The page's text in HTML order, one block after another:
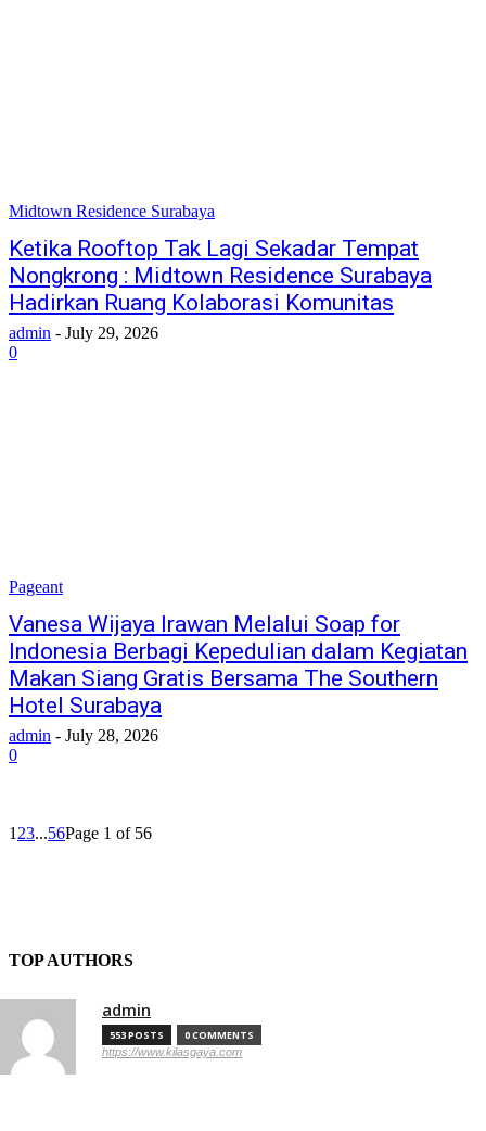
Midtown Residence Surabaya
Ketika Rooftop Tak Lagi Sekadar Tempat
Nongkrong : Midtown Residence Surabaya
Hadirkan Ruang Kolaborasi Komunitas
admin - July 29, 2026
0
Pageant
Vanesa Wijaya Irawan Melalui Soap for
Indonesia Berbagi Kepedulian dalam Kegiatan
Makan Siang Gratis Bersama The Southern
Hotel Surabaya
admin - July 28, 2026
0
1 23...56Page 1 of 56
TOP AUTHORS
admin
553 POSTS 0 COMMENTS
https://www.kilasgaya.com